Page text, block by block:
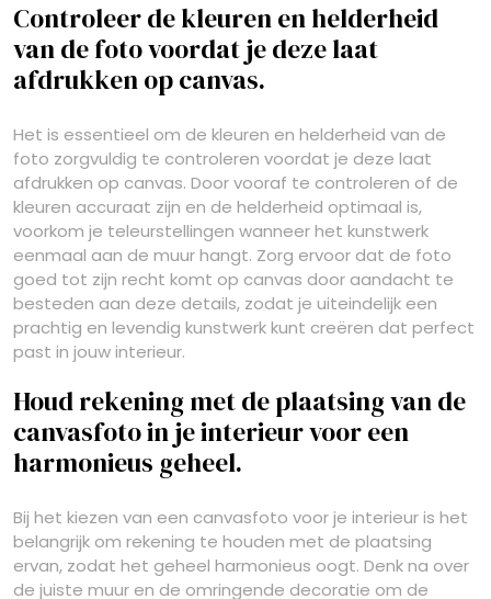
Controleer de kleuren en helderheid
van de foto voordat je deze laat
afdrukken op canvas.
Het is essentieel om de kleuren en helderheid van de
foto zorgvuldig te controleren voordat je deze laat
afdrukken op canvas. Door vooraf te controleren of de
kleuren accuraat zijn en de helderheid optimaal is,
voorkom je teleurstellingen wanneer het kunstwerk
eenmaal aan de muur hangt. Zorg ervoor dat de foto
goed tot zijn recht komt op canvas door aandacht te
besteden aan deze details, zodat je uiteindelijk een
prachtig en levendig kunstwerk kunt creëren dat perfect
past in jouw interieur.
Houd rekening met de plaatsing van de
canvasfoto in je interieur voor een
harmonieus geheel.
Bij het kiezen van een canvasfoto voor je interieur is het
belangrijk om rekening te houden met de plaatsing
ervan, zodat het geheel harmonieus oogt. Denk na over
de juiste muur en de omringende decoratie om de